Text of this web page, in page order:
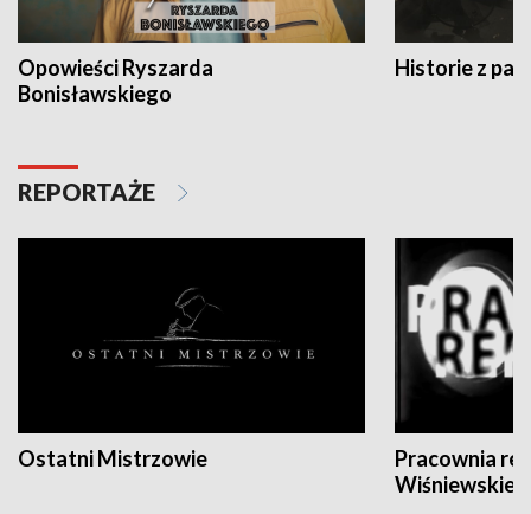
Opowieści Ryszarda
Bonisławskiego
Historie z
REPORTAŻE
Ostatni Mistrzowie
Pracownia